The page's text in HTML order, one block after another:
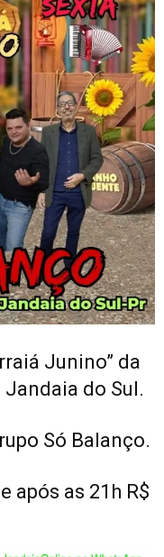
Junino” da
do Sul.
Só Balanço.
após as 21h R$